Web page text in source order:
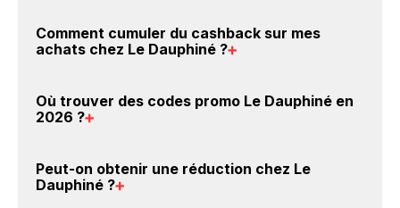
compte gratuitement pour cumuler vos réductions
cashback sur vos achats chez Le Dauphiné. Oui,
Dauphiné.
Comment cumuler du cashback sur mes
achats chez Le Dauphiné ?
Dauphiné : Créez votre compte sur BackBackBack et
dans votre cagnotte au plus tard 48h après votre
achat sur le site Le Dauphiné.
Où trouver des codes promo Le Dauphiné en
2026 ?
promo chez Le Dauphiné. Si descodes promo Le
Dauphiné sont disponibles sur notre site
Peut-on obtenir une réduction chez Le
Dauphiné ?